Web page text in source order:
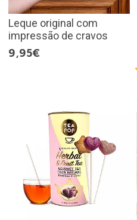
Leque original com
impressão de cravos
9,95€